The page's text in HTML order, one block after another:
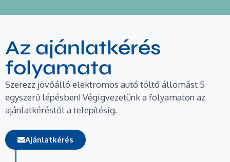
Az ajánlatkérés
folyamata
Szerezz jövőálló elektromos autó töltő állomást 5
egyszerű lépésben! Végigvezetünk a folyamaton az
ajánlatkéréstől a telepítésig.
Ajánlatkérés